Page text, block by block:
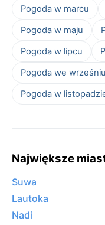
Pogoda w marcu
Pogoda w maju
Pogoda w lipcu
Pogoda we wrześniu
Pogoda w
Największe
Suwa
Lautoka
Nadi